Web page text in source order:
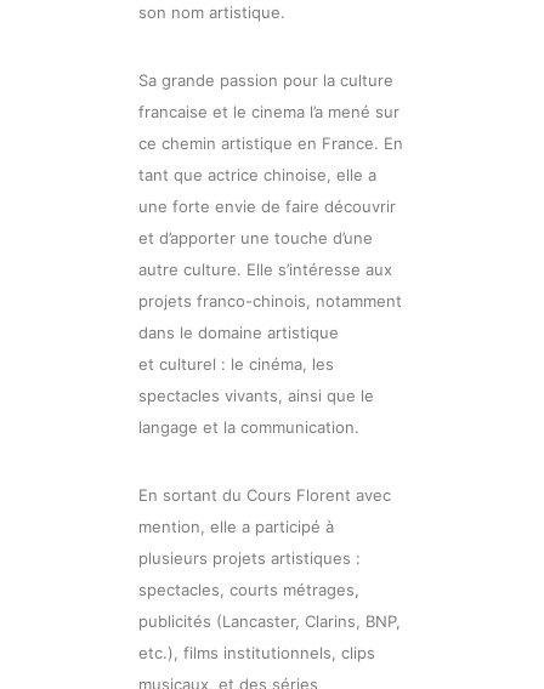
son nom artistique.
Sa grande passion pour la culture
francaise et le cinema l’a mené sur
ce chemin artistique en France. En
tant que actrice chinoise, elle a
une forte envie de faire découvrir
et d’apporter une touche d’une
autre culture. Elle s’intéresse aux
projets franco-chinois, notamment
dans le domaine artistique
et culturel : le cinéma, les
spectacles vivants, ainsi que le
langage et la communication.
En sortant du Cours Florent avec
mention, elle a participé à
plusieurs projets artistiques :
spectacles, courts métrages,
publicités (Lancaster, Clarins, BNP,
etc.), films institutionnels, clips
musicaux, et des séries